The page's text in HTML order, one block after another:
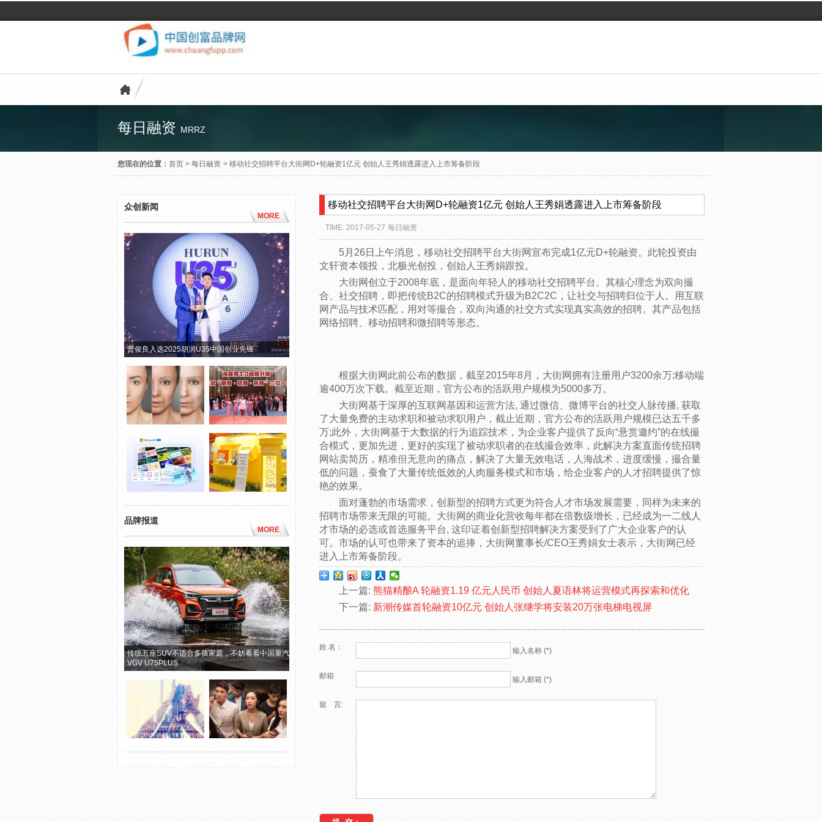
每日融资 MRRZ
您现在的位置： 首页 > 每日融资 > 移动社交招聘平台大街网D+轮融资1亿元 创始人王秀娟透露进入上市筹备阶段
众创新闻
MORE
曹俊良入选2025胡润U35中国创业先锋
品牌报道
MORE
传统五座SUV不适合多孩家庭，不妨看看中国重汽
VGV U75PLUS
移动社交招聘平台大街网D+轮融资1亿元 创始人王秀娟透露进入上市筹备阶段
TIME: 2017-05-27 每日融资
5月26日上午消息，移动社交招聘平台大街网宣布完成1亿元D+轮融资。此轮投资由
文轩资本领投，北极光创投，创始人王秀娟跟投。
大街网创立于2008年底，是面向年轻人的移动社交招聘平台。其核心理念为双向撮
合、社交招聘，即把传统B2C的招聘模式升级为B2C2C，让社交与招聘归位于人。用互联
网产品与技术匹配，用对等撮合，双向沟通的社交方式实现真实高效的招聘。其产品包括
网络招聘、移动招聘和微招聘等形态。
根据大街网此前公布的数据，截至2015年8月，大街网拥有注册用户3200余万;移动端
逾400万次下载。截至近期，官方公布的活跃用户规模为5000多万。
大街网基于深厚的互联网基因和运营方法, 通过微信、微博平台的社交人脉传播, 获取
了大量免费的主动求职和被动求职用户，截止近期，官方公布的活跃用户规模已达五千多
万;此外，大街网基于大数据的行为追踪技术，为企业客户提供了反向“悬赏邀约”的在线撮
合模式，更加先进，更好的实现了被动求职者的在线撮合效率，此解决方案直面传统招聘
网站卖简历，精准但无意向的痛点，解决了大量无效电话，人海战术，进度缓慢，撮合量
低的问题，蚕食了大量传统低效的人肉服务模式和市场，给企业客户的人才招聘提供了惊
艳的效果。
面对蓬勃的市场需求，创新型的招聘方式更为符合人才市场发展需要，同样为未来的
招聘市场带来无限的可能。大街网的商业化营收每年都在倍数级增长，已经成为一二线人
才市场的必选或首选服务平台, 这印证着创新型招聘解决方案受到了广大企业客户的认
可。市场的认可也带来了资本的追捧，大街网董事长/CEO王秀娟女士表示，大街网已经
进入上市筹备阶段。
上一篇: 熊猫精酿A 轮融资1.19 亿元人民币 创始人夏语林将运营模式再探索和优化
下一篇: 新潮传媒首轮融资10亿元 创始人张继学将安装20万张电梯电视屏
姓 名： 输入名称 (*)
邮箱 输入邮箱 (*)
留 言: